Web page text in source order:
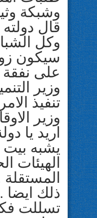
وشبكة
قال
وكل
سيكون
على نفقة
وزير
تنفيذ
وزير
اريد يا
يشبه بيت
الهيئات
ذلك ايضا
تسللت